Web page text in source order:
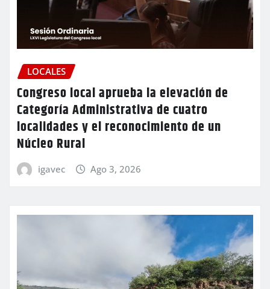
LOCALES
Congreso local aprueba la elevación de
Categoría Administrativa de cuatro
localidades y el reconocimiento de un
Núcleo Rural
igavec Ago 3, 2026